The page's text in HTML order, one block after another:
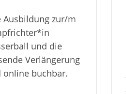
Ausbildung zur/m
und die
Verlängerung
online buchbar.